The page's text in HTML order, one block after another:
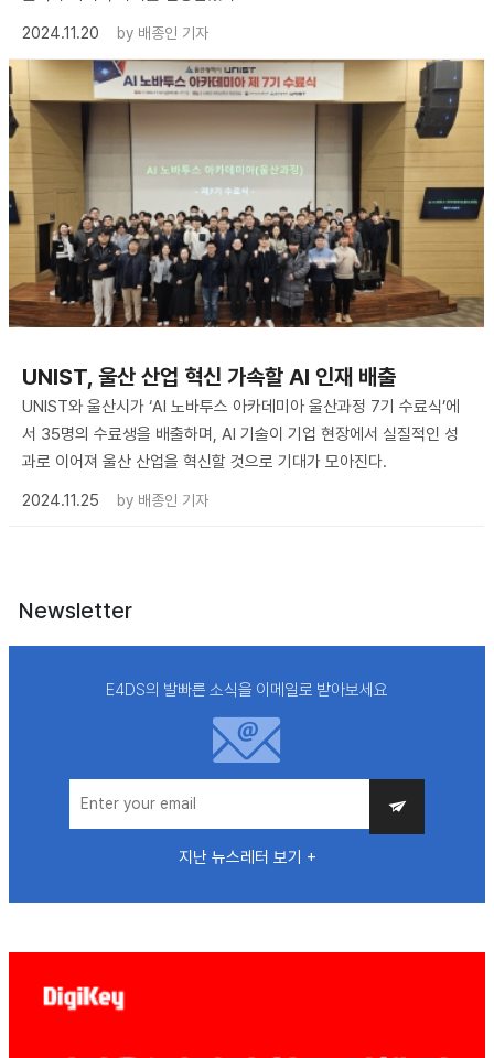
2024.11.20
by 배종인 기자
UNIST, 울산 산업 혁신 가속할 AI 인재 배출
UNIST와 울산시가 ‘AI 노바투스 아카데미아 울산과정 7기 수료식’에
서 35명의 수료생을 배출하며, AI 기술이 기업 현장에서 실질적인 성
과로 이어져 울산 산업을 혁신할 것으로 기대가 모아진다.
2024.11.25
by 배종인 기자
Newsletter
E4DS의 발빠른 소식을 이메일로 받아보세요
지난 뉴스레터 보기 +